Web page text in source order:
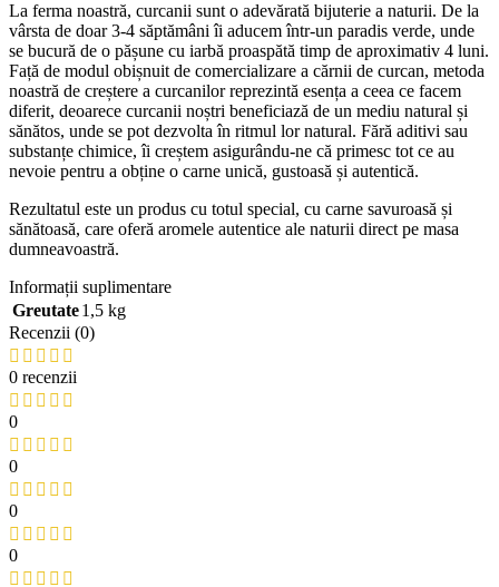
La ferma noastră, curcanii sunt o adevărată bijuterie a naturii. De la
vârsta de doar 3-4 săptămâni îi aducem într-un paradis verde, unde
se bucură de o pășune cu iarbă proaspătă timp de aproximativ 4 luni.
Față de modul obișnuit de comercializare a cărnii de curcan, metoda
noastră de creștere a curcanilor reprezintă esența a ceea ce facem
diferit, deoarece curcanii noștri beneficiază de un mediu natural și
sănătos, unde se pot dezvolta în ritmul lor natural. Fără aditivi sau
substanțe chimice, îi creștem asigurându-ne că primesc tot ce au
nevoie pentru a obține o carne unică, gustoasă și autentică.
Rezultatul este un produs cu totul special, cu carne savuroasă și
sănătoasă, care oferă aromele autentice ale naturii direct pe masa
dumneavoastră.
Informații suplimentare
Greutate1,5 kg
Recenzii (0)
0 recenzii
0
0
0
0